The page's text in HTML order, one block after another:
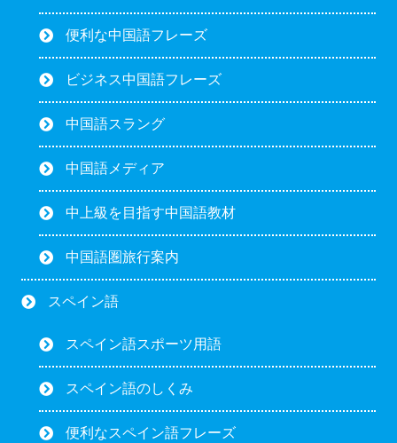
便利な中国語フレーズ
ビジネス中国語フレーズ
中国語スラング
中国語メディア
中上級を目指す中国語教材
中国語圏旅行案内
スペイン語
スペイン語スポーツ用語
スペイン語のしくみ
便利なスペイン語フレーズ